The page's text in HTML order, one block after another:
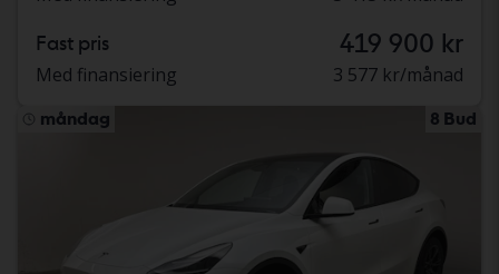
Fast pris 419 900 kr
Med finansiering 3 577 kr/månad
måndag 8 Bud